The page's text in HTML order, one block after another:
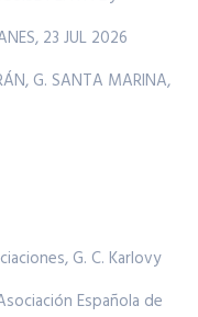
23 JUL 2026
G. SANTA MARINA,
G. C. Karlovy
Española de